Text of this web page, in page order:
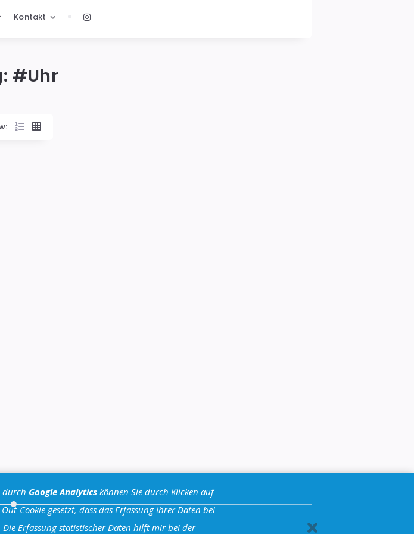
Kontakt
#Uhr
durch Google Analytics können Sie durch Klicken auf
Cookie gesetzt, dass das Erfassung Ihrer Daten bei
Die Erfassung statistischer Daten hilft mir bei der